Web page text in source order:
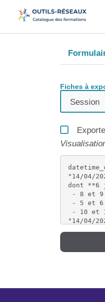
Aller au contenu
Fiches à
"14/04/
dont **6
- 8 et 9
- 5 et 6
- 10 et
"14/04/